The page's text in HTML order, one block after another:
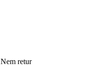
Nem retur